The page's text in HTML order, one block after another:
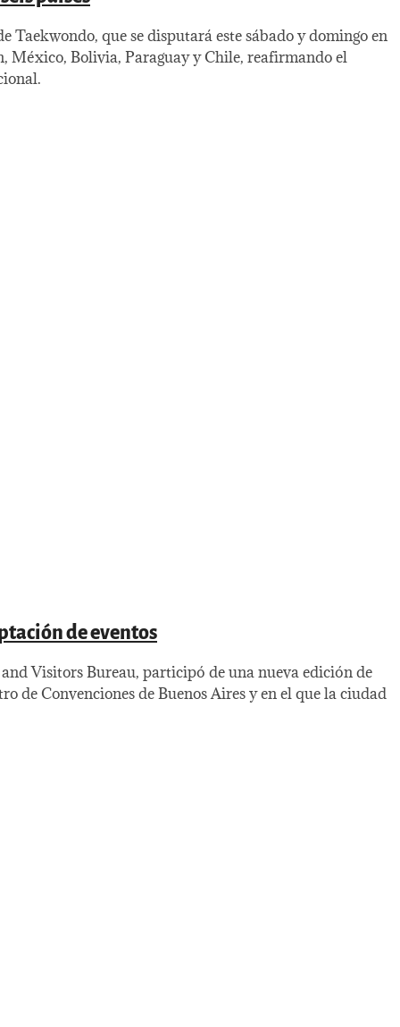
que se disputará este sábado y domingo en
México, Bolivia, Paraguay y Chile, reafirmando el
de eventos
Visitors Bureau, participó de una nueva edición de
de Convenciones de Buenos Aires y en el que la ciudad